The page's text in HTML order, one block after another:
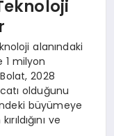
alanındaki
1 milyon
2028
olduğunu
büyümeye
ve